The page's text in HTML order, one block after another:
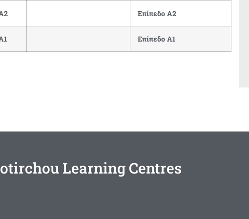
Επίπεδο Α2
Επίπεδο Α1
Learning Centres